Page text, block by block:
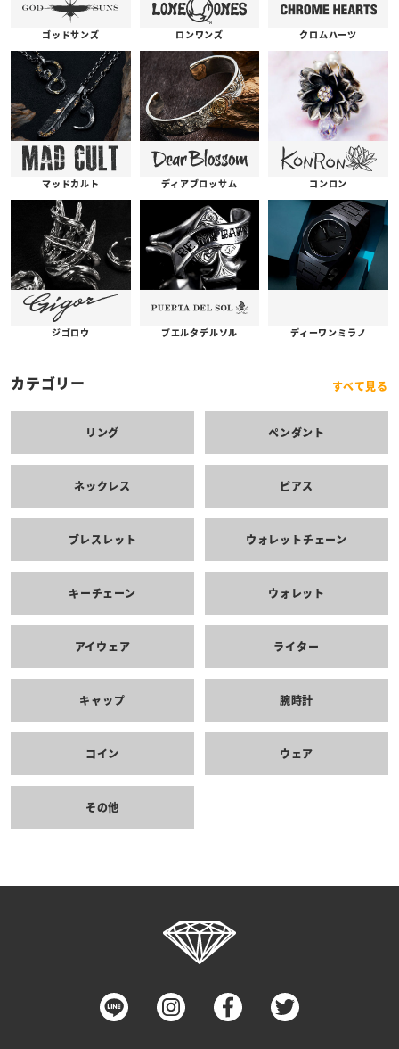
ゴッドサンズ ロンワンズ クロムハーツ
マッドカルト ディアブロッサム コンロン
ジゴロウ プエルタデルソル ディーワンミラノ
カテゴリー すべて見る
リング ペンダント
ネックレス ピアス
ブレスレット ウォレットチェーン
キーチェーン ウォレット
アイウェア ライター
キャップ 腕時計
コイン ウェア
その他